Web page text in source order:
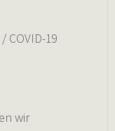
COVID-19
wir